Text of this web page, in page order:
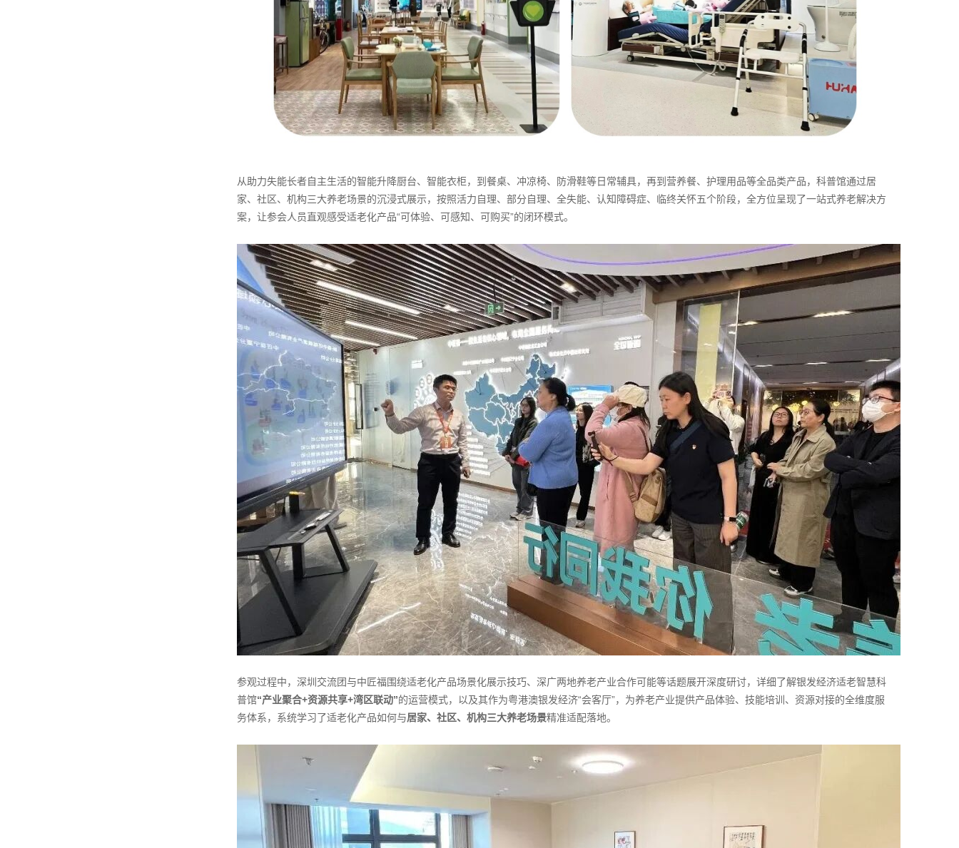
从助力失能长者自主生活的智能升降厨台、智能衣柜，到餐桌、冲凉椅、防滑鞋等日常辅具，再到营养餐、护理用品等全品类产品，科普馆通过居
家、社区、机构三大养老场景的沉浸式展示，按照活力自理、部分自理、全失能、认知障碍症、临终关怀五个阶段，全方位呈现了一站式养老解决方
案，让参会人员直观感受适老化产品“可体验、可感知、可购买”的闭环模式。
参观过程中，深圳交流团与中匠福围绕适老化产品场景化展示技巧、深广两地养老产业合作可能等话题展开深度研讨，详细了解银发经济适老智慧科
普馆“产业聚合+资源共享+湾区联动”的运营模式，以及其作为粤港澳银发经济“会客厅”，为养老产业提供产品体验、技能培训、资源对接的全维度服
务体系，系统学习了适老化产品如何与居家、社区、机构三大养老场景精准适配落地。